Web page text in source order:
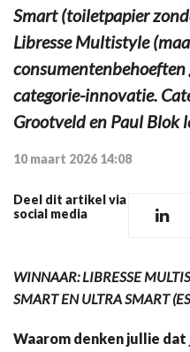
Smart (toiletpapier
Libresse Multistyle
categorie-innovatie.
Grootveld en Paul Blok
10 maart 2026 14:08
Deel dit artikel via
social media
WINNAAR: LIBRESSE
SMART EN ULTRA SMART
Waarom denken jullie